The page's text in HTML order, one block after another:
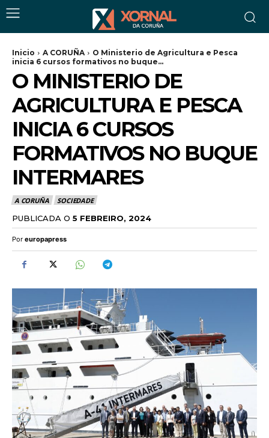
Inicio A CORUÑA
O Ministerio de Agricultura e Pesca
inicia 6 cursos formativos no buque...
O MINISTERIO DE
AGRICULTURA E PESCA
INICIA 6 CURSOS
FORMATIVOS NO BUQUE
INTERMARES
A CORUÑA SOCIEDADE
PUBLICADA O 5 FEBREIRO, 2024
Por europapress